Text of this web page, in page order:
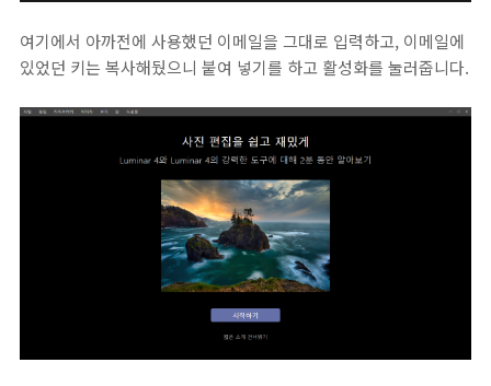
여기에서 아까전에 사용했던 이메일을 그대로 입력하고, 이메일에
있었던 키는 복사해뒀으니 붙여 넣기를 하고 활성화를 눌러줍니다.